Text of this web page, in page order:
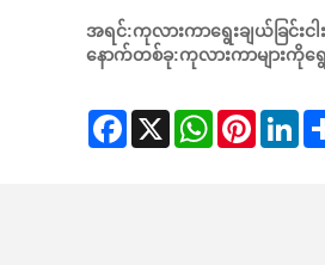
အရင်:ကုလားကာရွေးချယ်ခြင်းငါ
နောက်တစ်ခု:ကုလားကာများကိုရွ
Facebook
X WhatsAppPinterest